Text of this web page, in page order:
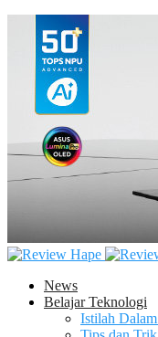
News
Belajar Teknologi
Istilah